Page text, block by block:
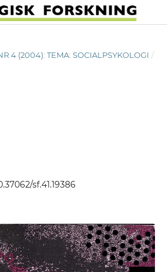
4 (2004): TEMA: SOCIALPSYKOLOGI /
sf.41.19386